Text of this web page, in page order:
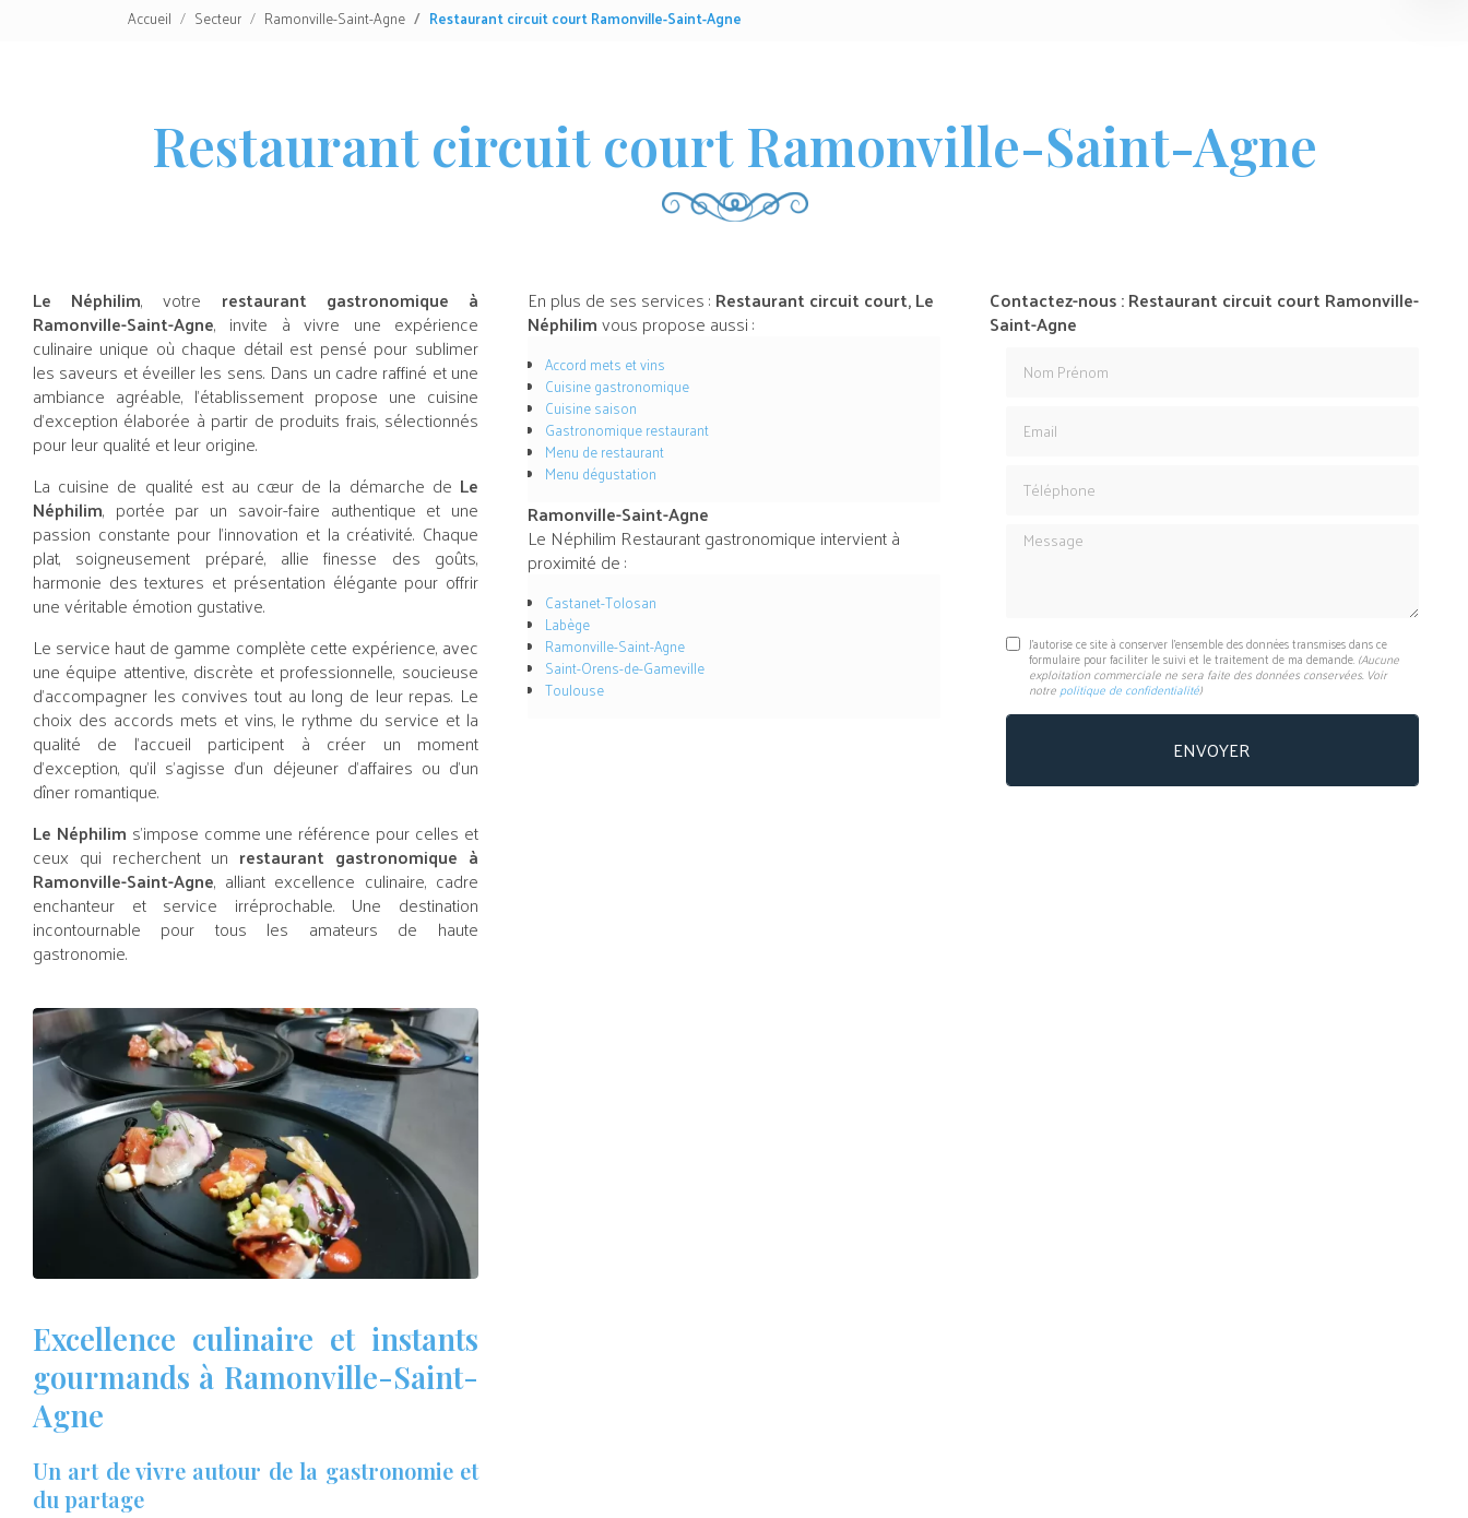
Accueil Secteur Ramonville-Saint-Agne Restaurant circuit court Ramonville-Saint-Agne
Restaurant circuit court Ramonville-Saint-Agne
Le Néphilim, votre restaurant gastronomique à
Ramonville-Saint-Agne, invite à vivre une expérience
culinaire unique où chaque détail est pensé pour sublimer
les saveurs et éveiller les sens. Dans un cadre raffiné et une
ambiance agréable, l’établissement propose une cuisine
d’exception élaborée à partir de produits frais, sélectionnés
pour leur qualité et leur origine.
La cuisine de qualité est au cœur de la démarche de Le
Néphilim, portée par un savoir-faire authentique et une
passion constante pour l’innovation et la créativité. Chaque
plat, soigneusement préparé, allie finesse des goûts,
harmonie des textures et présentation élégante pour offrir
une véritable émotion gustative.
Le service haut de gamme complète cette expérience, avec
une équipe attentive, discrète et professionnelle, soucieuse
d’accompagner les convives tout au long de leur repas. Le
choix des accords mets et vins, le rythme du service et la
qualité de l’accueil participent à créer un moment
d’exception, qu’il s’agisse d’un déjeuner d’affaires ou d’un
dîner romantique.
Le Néphilim s’impose comme une référence pour celles et
ceux qui recherchent un restaurant gastronomique à
Ramonville-Saint-Agne, alliant excellence culinaire, cadre
enchanteur et service irréprochable. Une destination
incontournable pour tous les amateurs de haute
gastronomie.
Excellence culinaire et instants
gourmands à Ramonville-Saint-
Agne
Un art de vivre autour de la gastronomie et
du partage
En plus de ses services : Restaurant circuit court, Le
Néphilimvous propose aussi :
Accord mets et vins
Cuisine gastronomique
Cuisine saison
Gastronomique restaurant
Menu de restaurant
Menu dégustation
Ramonville-Saint-Agne
Le Néphilim Restaurant gastronomique intervient à
proximité de :
Castanet-Tolosan
Labège
Ramonville-Saint-Agne
Saint-Orens-de-Gameville
Toulouse
Contactez-nous : Restaurant circuit court Ramonville-
Saint-Agne
Message
J'autorise ce site à conserver l'ensemble des données transmises dans ce
formulaire pour faciliter le suivi et le traitement de ma demande. (Aucune
exploitation commerciale ne sera faite des données conservées. Voir
notre politique de confidentialité)